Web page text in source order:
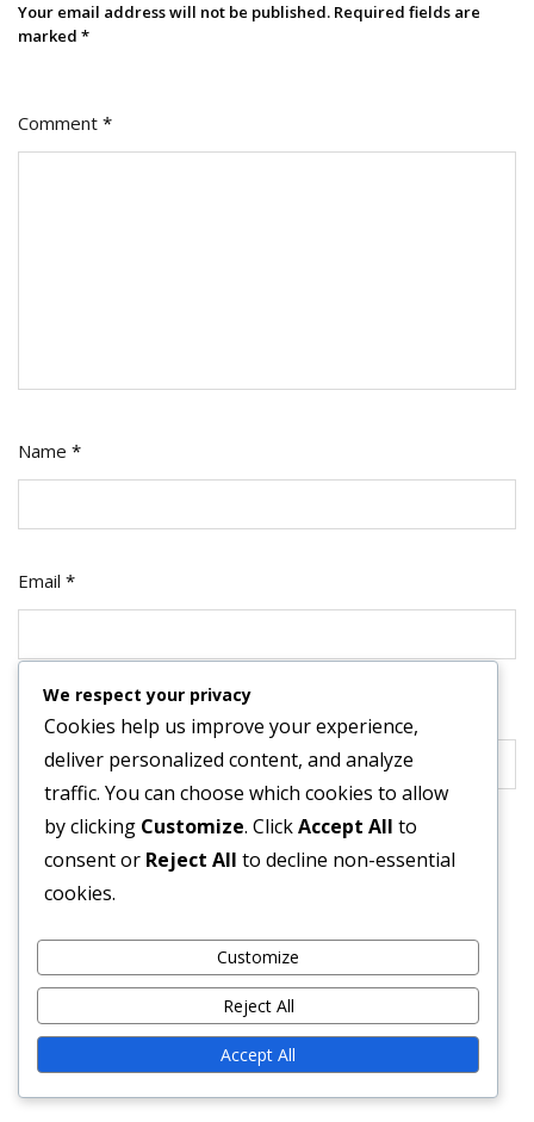
Your email address will not be published. Required fields are
marked *
Comment *
Name *
Email *
Save my name, email, and website in this browser for
the next time I comment.
We respect your privacy
Cookies help us improve your experience,
deliver personalized content, and analyze
traffic. You can choose which cookies to allow
by clicking Customize. ClickAccept All to
consent or Reject All to decline non-essential
cookies.
Customize
Reject All
Accept All